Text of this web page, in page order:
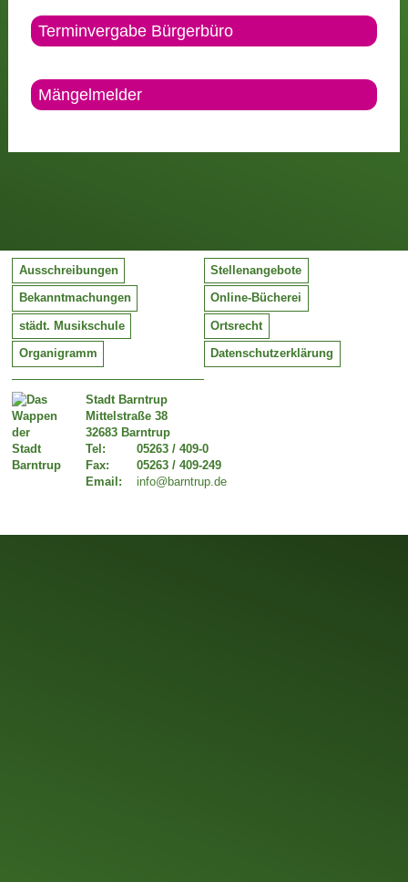
Terminvergabe Bürgerbüro
Mängelmelder
Stadt Barntrup
Mittelstraße 38
32683 Barntrup
Tel:
Fax:
Email:
05263 / 409-0
05263 / 409-249
info@barntrup.de
Ausschreibungen Stellenangebote
Bekanntmachungen Online-Bücherei
städt. Musikschule Ortsrecht
Organigramm Datenschutzerklärung